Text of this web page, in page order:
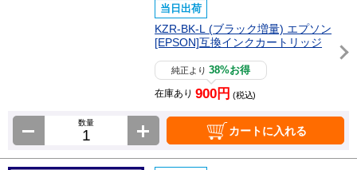
当日出荷
KZR-BK-L (ブラック増量) エプソン
[EPSON]互換インクカートリッジ
純正より38%お得
在庫あり 900円 (税込)
数量
カートに入れる